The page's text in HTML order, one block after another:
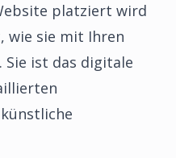
platziert wird
wie sie mit Ihren
Sie ist das digitale